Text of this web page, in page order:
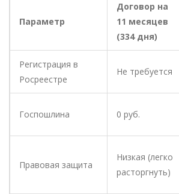
Параметр
Договор на
11 месяцев
(334 дня)
Регистрация в
Росреестре
Не требуется
Госпошлина 0 руб.
Правовая защита
Низкая (легко
расторгнуть)